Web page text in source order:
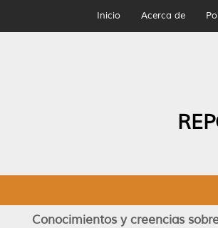
Inicio Acerca de
Conocimientos y creencias